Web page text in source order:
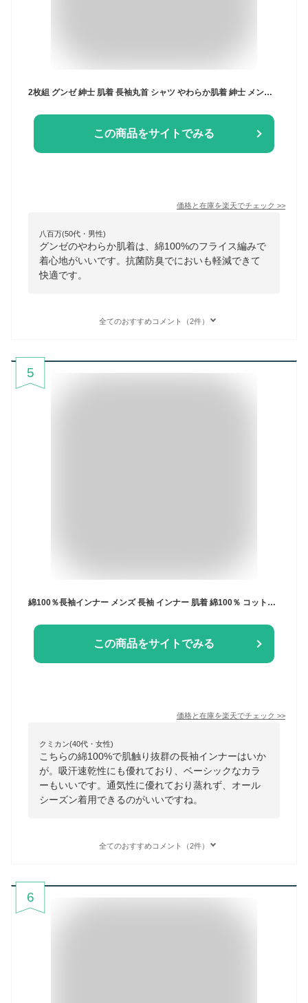
2枚組 グンゼ 紳士 肌着 長袖丸首 シャツ やわらか肌着 紳士 メンズ 長袖 インナー 肌着 下着 綿100％
この商品をサイトでみる
価格と在庫を楽天でチェック >>
八百万(50代・男性)
グンゼのやわらか肌着は、綿100%のフライス編みで
着心地がいいです。抗菌防臭でにおいも軽減できて
快適です。
全てのおすすめコメント（2件）
5
綿100％長袖インナー メンズ 長袖 インナー 肌着 綿100％ コットン クルーネック 無地 M L LL 3L 全6色
この商品をサイトでみる
価格と在庫を楽天でチェック >>
クミカン(40代・女性)
こちらの綿100%で肌触り抜群の長袖インナーはいか
が。吸汗速乾性にも優れており、ベーシックなカラ
ーもいいです。通気性に優れており蒸れず、オール
シーズン着用できるのがいいですね。
全てのおすすめコメント（2件）
6